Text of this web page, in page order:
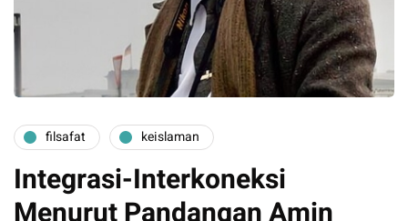
filsafat keislaman
Integrasi-Interkoneksi